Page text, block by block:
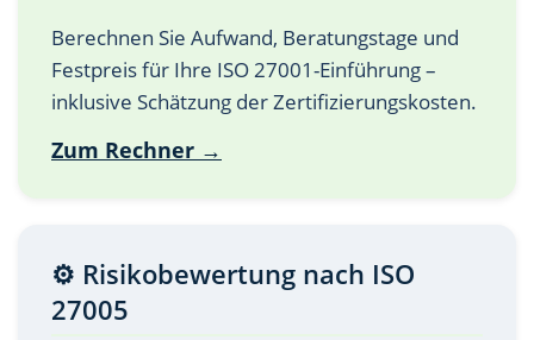
Berechnen Sie Aufwand, Beratungstage und
Festpreis für Ihre ISO 27001-Einführung –
inklusive Schätzung der Zertifizierungskosten.
Zum Rechner →
⚙️ Risikobewertung nach ISO
27005